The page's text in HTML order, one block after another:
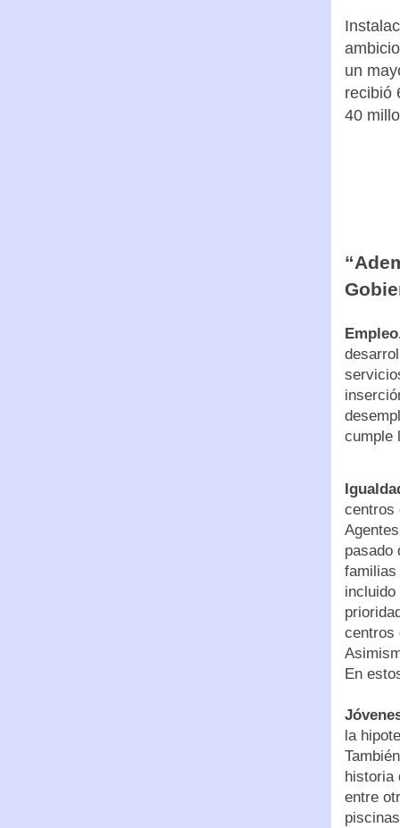
un
recibió
40
cumple
centros
pasado
familias
centros
En
la
historia
entre